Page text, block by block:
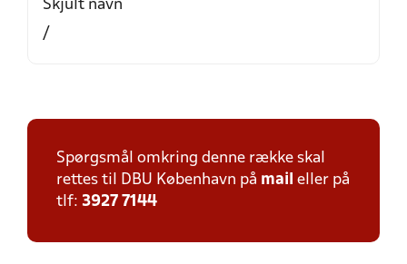
Skjult navn
/
Spørgsmål omkring denne række skal
rettes til DBU København på mail eller på
tlf: 3927 7144